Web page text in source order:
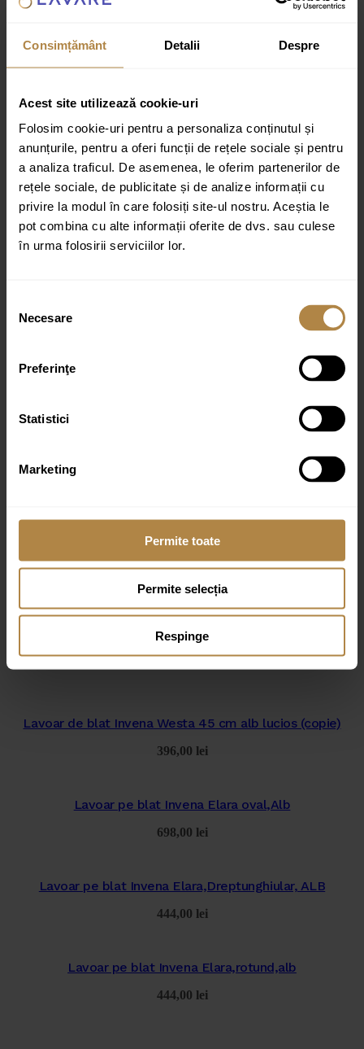
Consimțământ Detalii Despre
Acest site utilizează cookie-uri
Folosim cookie-uri pentru a personaliza conținutul și
anunțurile, pentru a oferi funcții de rețele sociale și pentru
a analiza traficul. De asemenea, le oferim partenerilor de
rețele sociale, de publicitate și de analize informații cu
privire la modul în care folosiți site-ul nostru. Aceștia le
pot combina cu alte informații oferite de dvs. sau culese
în urma folosirii serviciilor lor.
consimțământului
Necesare
Preferinţe
Statistici
Marketing
Permite toate
Permite selecția
Respinge
Culoare: Alb
Recenzii
Recenzii
Nu există recenzii până acum.
Fii primul care scrii o recenzie pentru „Lavoar pentru mobilier cu
formă dreptunghiulară, fără gaură de baterie Brauer Artificial Marble
60 Calacatta Gold cu aspect de marmură albă”
Adresa ta de email nu va fi publicată.
marcate cu *
Email*
Lavoar de blat Invena Westa 45 cm alb lucios (copie)
396,00 lei
Lavoar pe blat Invena Elara oval,Alb
698,00 lei
Lavoar pe blat Invena Elara,Dreptunghiular, ALB
444,00 lei
Lavoar pe blat Invena Elara,rotund,alb
444,00 lei